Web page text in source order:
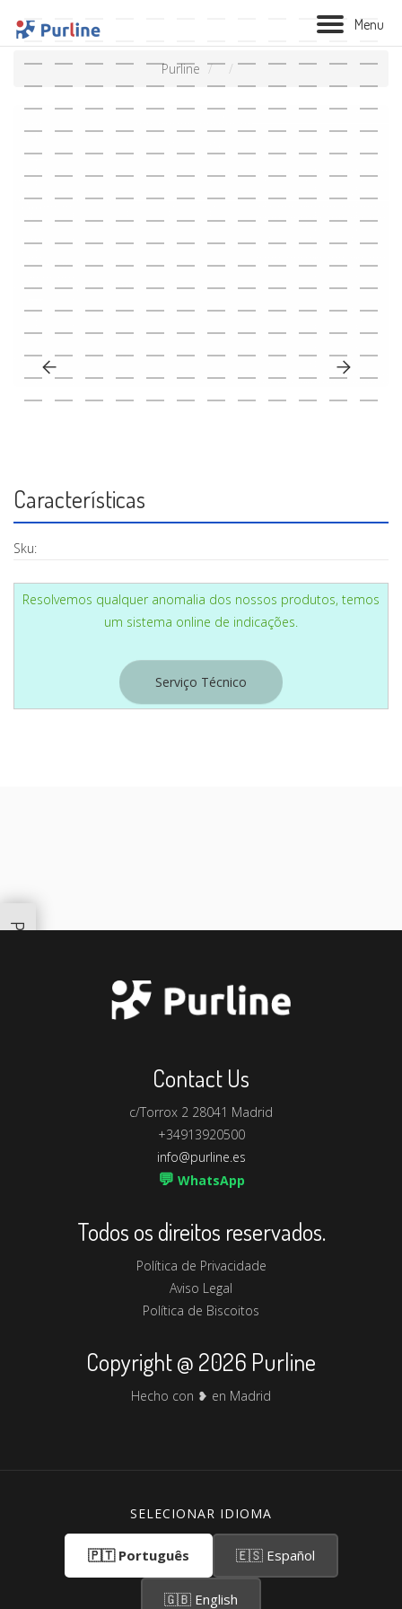
Menu
BIOLAREIRA
AQUECIMENTO
VENTILAÇÃO
TRATAMENTO AÉREO
Purline
Características
Sku:
Resolvemos qualquer anomalia dos nossos produtos, temos
um sistema online de indicações.
Serviço Técnico
Contact Us
c/Torrox 2 28041 Madrid
+34913920500
info@purline.es
💬 WhatsApp
Todos os direitos reservados.
Política de Privacidade
Aviso Legal
Política de Biscoitos
Copyright @ 2026 Purline
Hecho con ❥ en Madrid
SELECIONAR IDIOMA
🇵🇹 Português 🇪🇸 Español
🇬🇧 English